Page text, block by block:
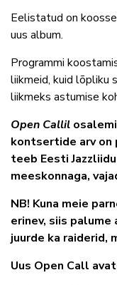
Eelistatud on
uus album.
Programmi
liikmeid, kuid lõpliku
liikmeks astumise
Open Callil
kontsertide arv on
teeb Eesti
meeskonnaga,
NB! Kuna meie
erinev, siis
juurde ka raiderid,
Uus Open Call